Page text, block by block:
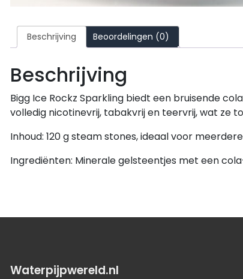
Beschrijving Beoordelingen (0)
Beschrijving
Bigg Ice Rockz Sparkling biedt een bruisende
volledig nicotinevrij, tabakvrij en teervrij, wat ze
Inhoud: 120 g steam stones, ideaal voor
Ingrediënten: Minerale gelsteentjes met een
Waterpijpwereld.nl